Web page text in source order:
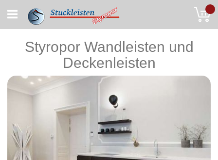
to
Content
Styropor Wandleisten und
Deckenleisten